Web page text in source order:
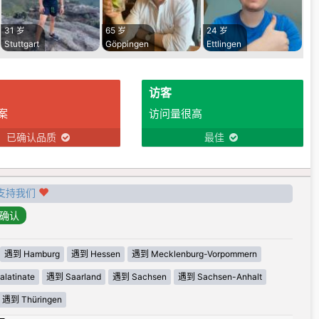
31 岁
Stuttgart
65 岁
Göppingen
24 岁
Ettlingen
已确认品质
访客
访问量很高
最佳
持我们
遇到 Hamburg 遇到 Hessen 遇到 Mecklenburg-Vorpommern
遇到 Saarland 遇到 Sachsen 遇到 Sachsen-Anhalt
遇到 Thüringen